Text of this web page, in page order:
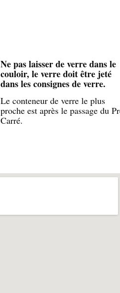
Ne pas laisser de verre dans le
couloir, le verre doit être jeté
dans les consignes de verre.
Le conteneur de verre le plus
proche est après le passage du
Carré.